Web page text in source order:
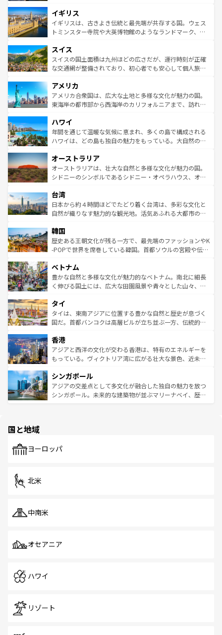
いる。シャンパンの発祥地であるランス、プロヴァンスの
香り高いラベンダー畑など、多彩な楽しみ方が可能だ。さ
らに、パリ以外の地域にも魅力が溢れており、どの街角に
れる地方に足を運ぶとそれぞれで全く異なる文化を体験で
きるだろう。 なお、新着のフランス情報はコンテンツ一覧
を参照してほしい。
顔を持つこの国は、どこを歩いても飽きることがない。ベ
ルリンの文化的活気、バイエルン州のアルプスの絶景、そ
してライン川沿いのワイン畑といった風景は必見。ビール
は、お酒好きな人にはぜひ体験してほしい。 なお、新着の
ドイツ情報はコンテンツ一覧を参照してほしい。
イギリス
イギリスは、古きよき伝統と最先端が共存する国。ウェス
トミンスター寺院や大英博物館のようなランドマーク、歴
リアごとに異なる魅力がある。また、優雅なアフタヌーン
ティー、ビール好きにはたまらない英国パブ、サッカー観
戦など、本場だからこそできる体験も豊富。イギリスを旅
ンツ一覧を参照してほしい。
スイス
スイスの国土面積は九州ほどの広さだが、運行時刻が正確
な交通網が整備されており、初心者でも安心して個人旅行
の建物がそのまま残る町や、スイスならではのユニークな
博物館もあり、アルプス観光だけでなく町歩きも満喫する
ことができる。国民の所得が高いため物価も高いが、旅行
ば市内交通費無料で観光を楽しむこともできる。 なお、新
着のスイス情報はコンテンツ一覧 を参照してほしい。
アメリカ
アメリカ合衆国は、広大な土地と多様な文化が魅力の国。
東海岸の都市部から西海岸のカリフォルニアまで、訪れる
のような巨大都市は、観光、ショッピング、エンターテイ
ンメントが詰まった刺激的なスポットだ。一方、アメリカ
西部には大自然が広がり、グランドキャニオンやイエロー
部のニューオーリンズでは、音楽と美食が融合した独特の
文化が魅力。旅行者はアメリカの各地域で異なる魅力を楽
しみながら、その多様性と豊かな歴史を感じることができ
ならではの贅沢な旅のスタイルだ。 なお、新着のアメリカ
情報はコンテンツ一覧を参照してほしい。
ハワイ
年間を通じて温暖な気候に恵まれ、多くの島で構成される
ハワイは、どの島も独自の魅力をもっている。大自然の神
ワイ島は見逃せない。また、定番の観光地といえばオアフ
島だが、静かな自然を求めるならマウイ島やカウアイ島が
おすすめ。エメラルドグリーンに輝く海をはじめ、豊かな
れるおもてなしの心で訪れる人々を迎えてくれるハワイの
人々、おいしいローカルフードやハワイアンミュージッ
ク、伝統的なフラダンスなど、すべてがハワイの魅力を彩
ワイを、存分に味わってほしい。 なお、新着のハワイ情報
はコンテンツ一覧を参照してほしい。
オーストラリア
オーストラリアは、壮大な自然と多様な文化が魅力の国。
シドニーのシンボルであるシドニー・オペラハウス、オー
リアリーフや大陸中央部にそびえるウルル（エアーズロッ
ク）、タスマニアの美しい原生林やケアンズの熱帯雨林な
ど、見どころがたくさん。また、カフェやワイン、オージ
いる。アクティビティも充実しており、サーフィンやダイ
ビング、ハイキングなど、アウトドア好きにはたまらな
い。オーストラリアの多彩な魅力を存分に味わいつくそ
参照してほしい。
台湾
日本から約４時間ほどでたどり着く台湾は、多彩な文化と
自然が織りなす魅力的な観光地。活気あふれる大都市の台
ン）、静ひつな山岳地帯である台湾東部など、都市の喧騒
と山間の静けさが共存しており、訪れる人に新しい発見と
驚きをもたらしてくれる。また、奥深い台湾の食文化も魅
容にもいいと評判のスイーツなど、バラエティ豊かな料理
が味わえる。 なお、新着の台湾情報は コンテンツ一覧を参
照してほしい。
韓国
歴史ある王朝文化が残る一方で、最先端のファッションやK
-POPで世界を席巻している韓国。首都ソウルの宮殿や伝統
き、地方に足を延ばせば四季折々の自然美を楽しむことが
できる。そして、キムチや焼肉、絶品のストリートフード
まで、さまざまな韓国料理が待っている。夜には、韓国な
リティに包まれながら、韓国の多彩な魅力を心ゆくまで味
わってみてほしい。 なお、新着の韓国情報はコンテンツ一
覧を参照してほしい。
ベトナム
豊かな自然と多様な文化が魅力的なベトナム。南北に細長
く伸びる国土には、広大な田園風景や青々とした山々、世
急速な発展と共に伝統が息づく。ハノイの古い町並みやホ
ーチミン市のフランス統治時代の建物も、独特の雰囲気を
醸し出している。また、バラエティの豊かさとおいしさで
とつ。フォーやバインミー、ベトナムコーヒーなどは、ぜ
ひ現地で味わいたい。どの地域を訪れてもあたたかい人々
が旅行者を迎えてくれるので、きっと忘れられない旅にな
参照してほしい。
タイ
タイは、東南アジアに位置する豊かな自然と歴史が息づく
国だ。首都バンコクは高層ビルが立ち並ぶ一方、伝統的な
の活気が交差している。北部ではチェンマイなどの山岳地
帯で自然と触れ合い、南部ではプーケットやクラビの美し
いビーチでリゾート気分を楽しむことができる。タイ料理
激する。気候は一年中温暖で、どの季節にも異なる楽しみ
が待っている。親しみやすいタイの人々、仏教を中心とし
た文化、そして多様な観光資源が、訪れる旅人を魅了し続
香港
アジアと西洋の文化が交わる香港は、特有のエネルギーを
もっている。ヴィクトリア湾に広がる壮大な景色、近未来
み、どこを訪れても感動するはず。観光スポットが密集し
ており、効率よく見どころを回れるのも魅力。息をのむよ
うな絶景から文化的な体験まで、香港を存分に楽しみ尽く
シンガポール
アジアの交差点として多文化が融合した独自の魅力を放つ
シンガポール。未来的な建築物が並ぶマリーナベイ、歴史
で、ホーカーズは地元の風情を楽しめる外せないスポット
国と地域
ヨーロッパ
北米
中南米
オセアニア
ハワイ
リゾート